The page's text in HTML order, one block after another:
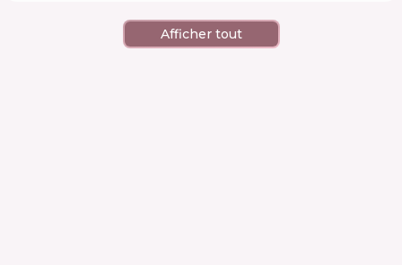
Afficher tout